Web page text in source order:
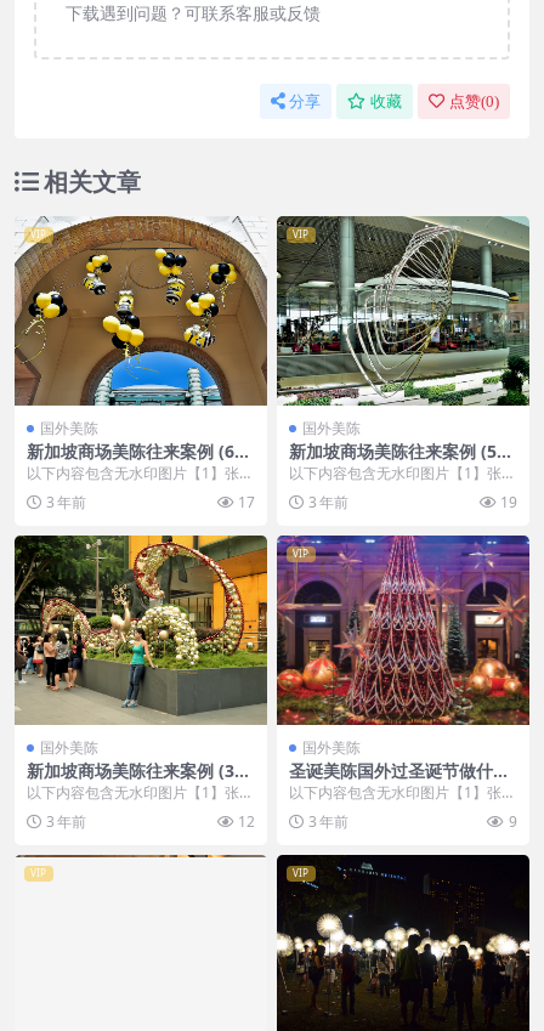
下载遇到问题？可联系客服或反馈
分享 收藏 点赞(0)
相关文章
VIP
国外美陈
新加坡商场美陈往来案例 (64
9)湖州市美陈是什么
以下内容包含无水印图片【1】张
，开通会员无障碍浏览 开通VIP会
员 3 年前 17
VIP
国外美陈
新加坡商场美陈往来案例 (54
0)邯郸市美陈制作
以下内容包含无水印图片【1】张
，开通会员无障碍浏览 开通VIP会
员 3 年前 19
国外美陈
新加坡商场美陈往来案例 (303
3)福州市美陈工厂
以下内容包含无水印图片【1】张
，开通会员无障碍浏览 开通VIP会
员 3 年前 12
VIP
国外美陈
圣诞美陈国外过圣诞节做什么
美陈 (22)咸阳市一企划
以下内容包含无水印图片【1】张
，开通会员无障碍浏览 开通VIP会
员 3 年前 9
VIP VIP